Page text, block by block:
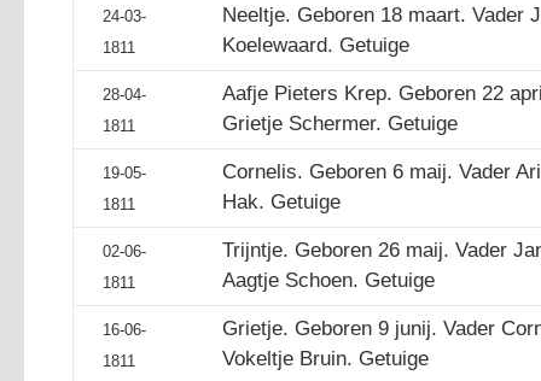
24-03-
1811
Neeltje. Geboren 18 maart. Vader
Koelewaard. Getuige
28-04-
1811
Aafje Pieters Krep. Geboren 22
Grietje Schermer. Getuige
19-05-
1811
Cornelis. Geboren 6 maij. Vader
Hak. Getuige
02-06-
1811
Trijntje. Geboren 26 maij. Vader
Aagtje Schoen. Getuige
16-06-
1811
Grietje. Geboren 9 junij. Vader
Vokeltje Bruin. Getuige